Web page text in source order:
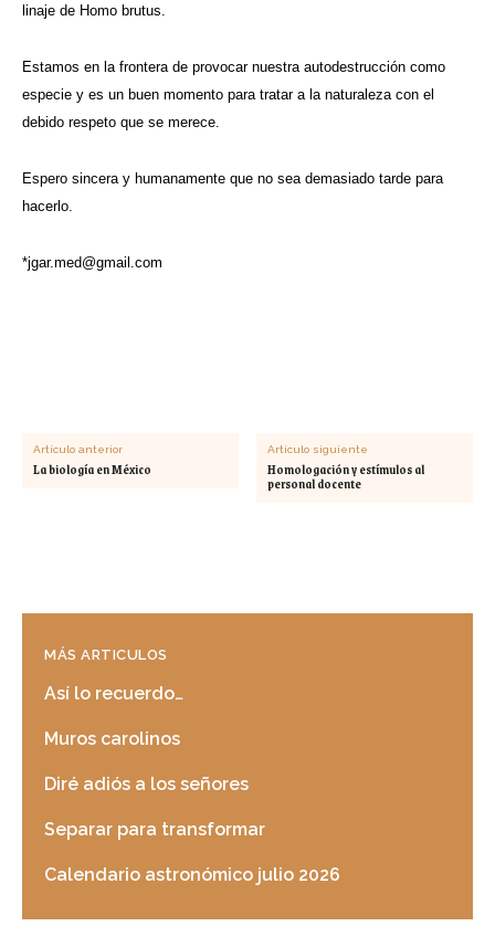
linaje de Homo brutus.
Estamos en la frontera de provocar nuestra autodestrucción como
especie y es un buen momento para tratar a la naturaleza con el
debido respeto que se merece.
Espero sincera y humanamente que no sea demasiado tarde para
hacerlo.
*jgar.med@gmail.com
Artículo anterior
La biología en México
Artículo siguiente
Homologación y estímulos al
personal docente
MÁS ARTICULOS
Así lo recuerdo…
Muros carolinos
Diré adiós a los señores
Separar para transformar
Calendario astronómico julio 2026